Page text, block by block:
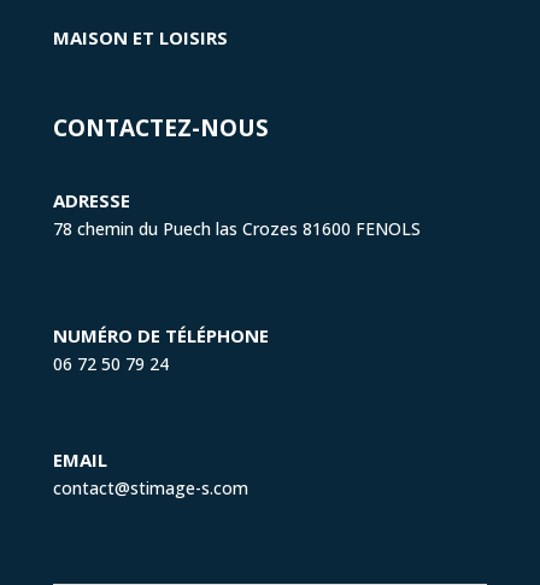
MAISON ET LOISIRS
CONTACTEZ-NOUS
ADRESSE
78 chemin du Puech las Crozes 81600 FENOLS
NUMÉRO DE TÉLÉPHONE
06 72 50 79 24
EMAIL
contact@stimage-s.com